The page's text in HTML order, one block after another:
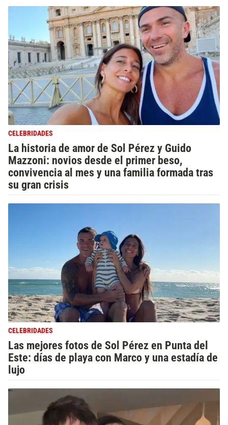
CELEBRIDADES
La historia de amor de Sol Pérez y Guido
Mazzoni: novios desde el primer beso,
convivencia al mes y una familia formada tras
su gran crisis
CELEBRIDADES
Las mejores fotos de Sol Pérez en Punta del
Este: días de playa con Marco y una estadía de
lujo